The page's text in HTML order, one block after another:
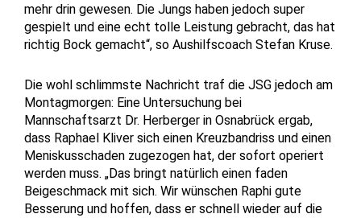
mehr drin gewesen. Die Jungs haben jedoch super
gespielt und eine echt tolle Leistung gebracht, das hat
richtig Bock gemacht“, so Aushilfscoach Stefan Kruse.
Die wohl schlimmste Nachricht traf die JSG jedoch am
Montagmorgen: Eine Untersuchung bei
Mannschaftsarzt Dr. Herberger in Osnabrück ergab,
dass Raphael Kliver sich einen Kreuzbandriss und einen
Meniskusschaden zugezogen hat, der sofort operiert
werden muss. „Das bringt natürlich einen faden
Beigeschmack mit sich. Wir wünschen Raphi gute
Besserung und hoffen, dass er schnell wieder auf die